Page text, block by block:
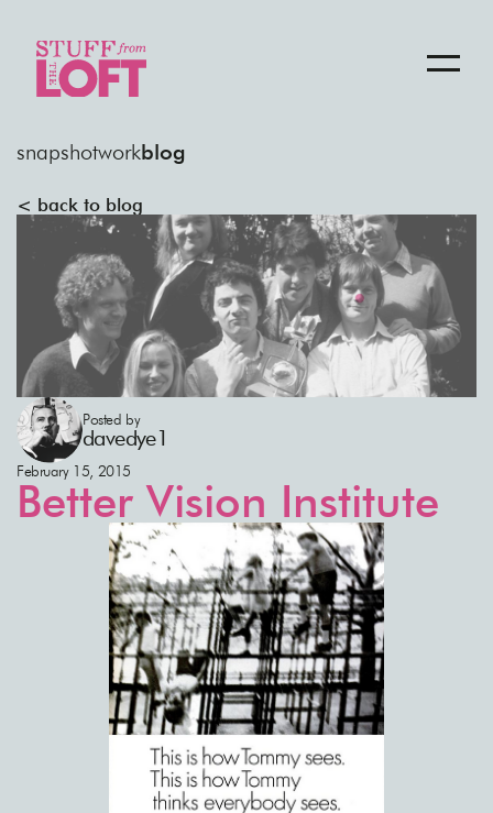
snapshotworkblog
< back to blog
Posted by
davedye1
February 15, 2015
Better Vision Institute